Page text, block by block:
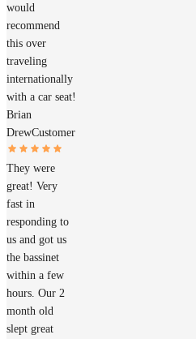
would
recommend
this over
traveling
internationally
with a car seat!
Brian
DrewCustomer
They were
great! Very
fast in
responding to
us and got us
the bassinet
within a few
hours. Our 2
month old
slept great